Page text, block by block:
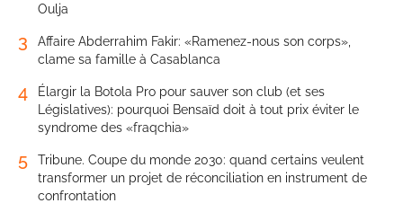
Oulja
3
Affaire Abderrahim Fakir: «Ramenez-nous son corps»,
clame sa famille à Casablanca
4
Élargir la Botola Pro pour sauver son club (et ses
Législatives): pourquoi Bensaïd doit à tout prix éviter le
syndrome des «fraqchia»
5
Tribune. Coupe du monde 2030: quand certains veulent
transformer un projet de réconciliation en instrument de
confrontation